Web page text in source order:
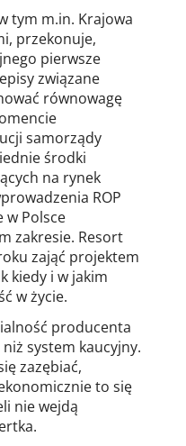
tym m.in. Krajowa
przekonuje,
pierwsze
związane
równowagę
samorządy
środki
na rynek
ROP
w Polsce
zakresie. Resort
zająć projektem
kiedy i w jakim
w życie.
producenta
system kaucyjny.
zazębiać,
to się
nie wejdą